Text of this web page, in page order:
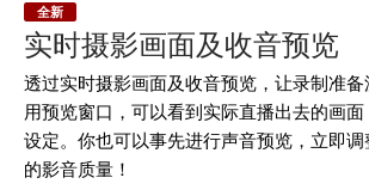
全新
实时摄影画面及收音预览
透过实时摄影画面及收音预览，让录制准
用预览窗口，可以看到实际直播出去的画
设定。你也可以事先进行声音预览，立即
的影音质量！